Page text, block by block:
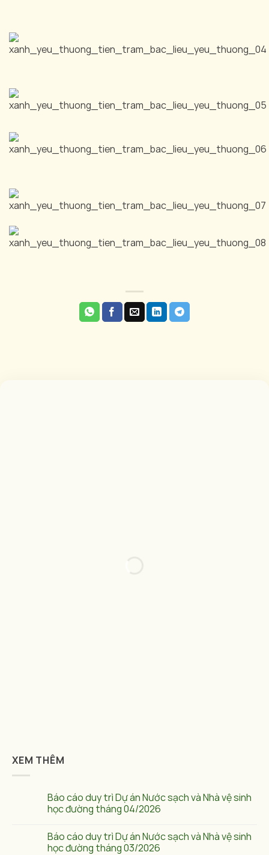
XEM THÊM
Báo cáo duy trì Dự án Nước sạch và Nhà vệ sinh
học đường tháng 04/2026
Báo cáo duy trì Dự án Nước sạch và Nhà vệ sinh
học đường tháng 03/2026